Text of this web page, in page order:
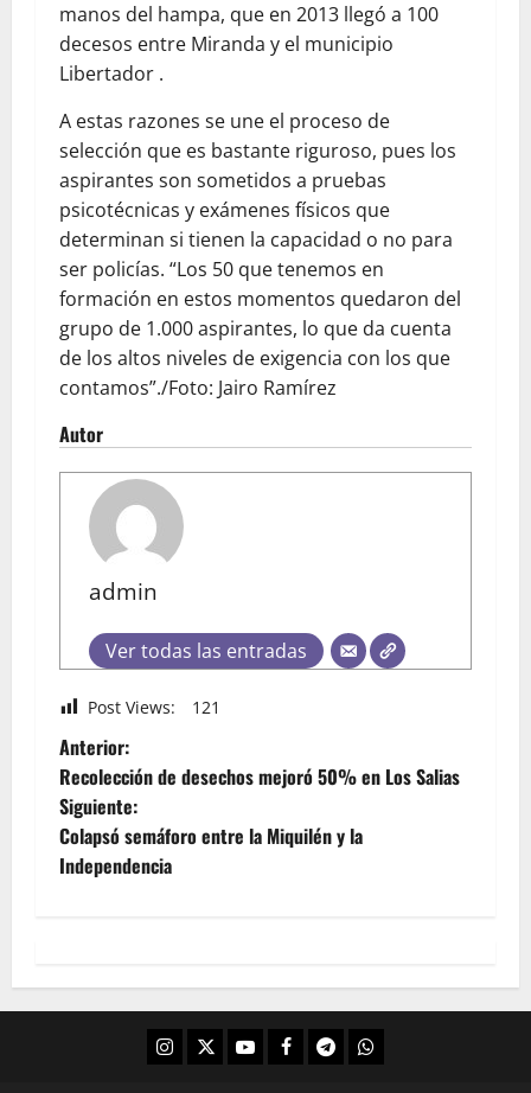
manos del hampa, que en 2013 llegó a 100
decesos entre Miranda y el municipio
Libertador .
A estas razones se une el proceso de
selección que es bastante riguroso, pues los
aspirantes son sometidos a pruebas
psicotécnicas y exámenes físicos que
determinan si tienen la capacidad o no para
ser policías. “Los 50 que tenemos en
formación en estos momentos quedaron del
grupo de 1.000 aspirantes, lo que da cuenta
de los altos niveles de exigencia con los que
contamos”./Foto: Jairo Ramírez
Autor
admin
Ver todas las entradas
Post Views: 121
Anterior:
Recolección de desechos mejoró 50% en Los Salias
Siguiente:
Colapsó semáforo entre la Miquilén y la
Independencia